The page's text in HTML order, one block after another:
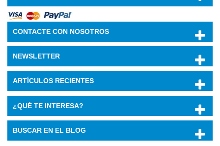
CONTACTE CON NOSOTROS
NEWSLETTER
ARTÍCULOS RECIENTES
¿QUÉ TE INTERESA?
BUSCAR EN EL BLOG